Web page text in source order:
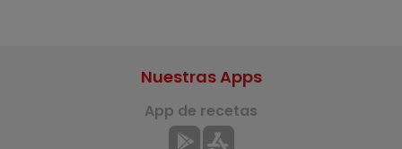
Nuestras Apps
App de recetas